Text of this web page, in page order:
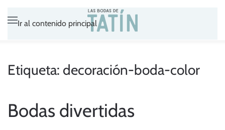
Ir al contenido principal
Etiqueta: decoración-boda-color
Bodas divertidas